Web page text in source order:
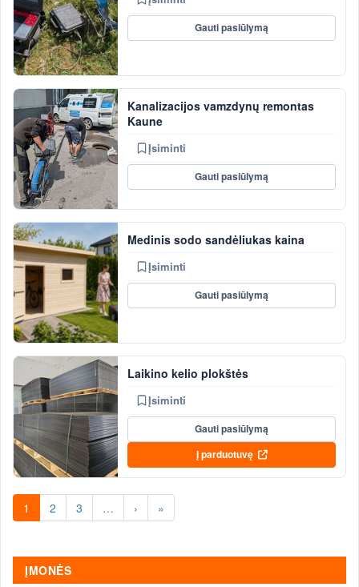
Gauti pasiūlymą
Kanalizacijos vamzdynų remontas
Kaune
Įsiminti
Gauti pasiūlymą
Medinis sodo sandėliukas kaina
Įsiminti
Gauti pasiūlymą
Laikino kelio plokštės
Įsiminti
Gauti pasiūlymą
Į parduotuvę
1 2 3 … › »
ĮMONĖS